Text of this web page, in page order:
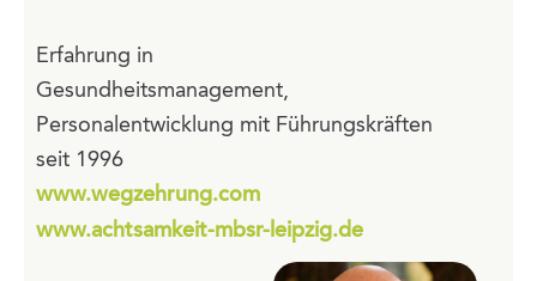
Erfahrung in
Gesundheitsmanagement,
Personalentwicklung mit Führungskräften
seit 1996
www.wegzehrung.com
www.achtsamkeit-mbsr-leipzig.de